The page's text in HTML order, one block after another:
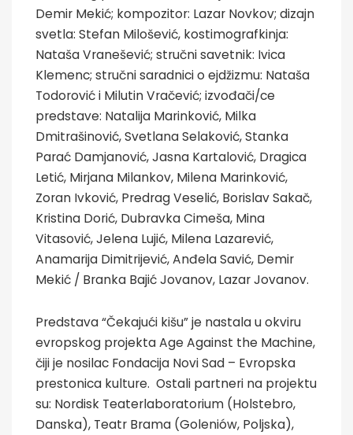
Demir Mekić; kompozitor: Lazar Novkov; dizajn
svetla: Stefan Milošević, kostimografkinja:
Nataša Vranešević; stručni savetnik: Ivica
Klemenc; stručni saradnici o ejdžizmu: Nataša
Todorović i Milutin Vračević; izvođači/ce
predstave: Natalija Marinković, Milka
Dmitrašinović, Svetlana Selaković, Stanka
Parać Damjanović, Jasna Kartalović, Dragica
Letić, Mirjana Milankov, Milena Marinković,
Zoran Ivković, Predrag Veselić, Borislav Sakač,
Kristina Dorić, Dubravka Cimeša, Mina
Vitasović, Jelena Lujić, Milena Lazarević,
Anamarija Dimitrijević, Anđela Savić, Demir
Mekić / Branka Bajić Jovanov, Lazar Jovanov.
Predstava “Čekajući kišu” je nastala u okviru
evropskog projekta Age Against the Machine,
čiji je nosilac Fondacija Novi Sad – Evropska
prestonica kulture. Ostali partneri na projektu
su: Nordisk Teaterlaboratorium (Holstebro,
Danska), Teatr Brama (Goleniów, Poljska),